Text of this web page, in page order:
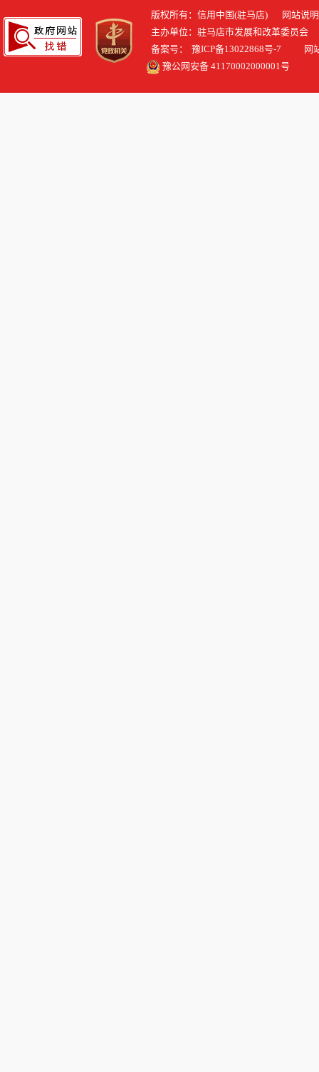
版权所有：信用中国(驻马店)
网站说明
主办单位：驻马店市发展和改革委员会
备案号：
豫ICP备13022868号-7
网站
豫公网安备 41170002000001号